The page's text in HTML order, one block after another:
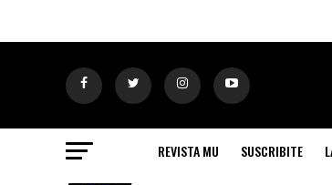
REVISTA MU SUSCRIBITE